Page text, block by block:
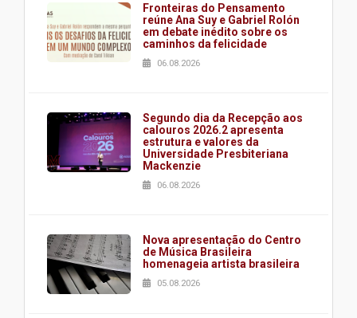
Fronteiras do Pensamento
reúne Ana Suy e Gabriel Rolón
em debate inédito sobre os
caminhos da felicidade
06.08.2026
Segundo dia da Recepção aos
calouros 2026.2 apresenta
estrutura e valores da
Universidade Presbiteriana
Mackenzie
06.08.2026
Nova apresentação do Centro
de Música Brasileira
homenageia artista brasileira
05.08.2026